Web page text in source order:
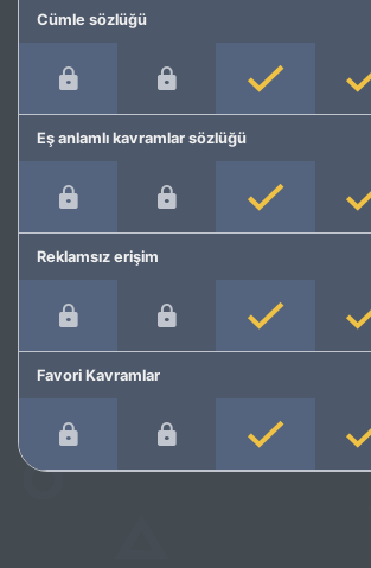
Cümle sözlüğü
Eş anlamlı kavramlar sözlüğü
Reklamsız erişim
Favori Kavramlar